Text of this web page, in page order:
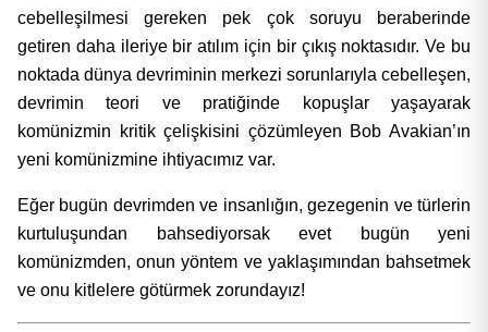
cebelleşilmesi gereken pek çok soruyu beraberinde
getiren daha ileriye bir atılım için bir çıkış noktasıdır. Ve bu
noktada dünya devriminin merkezi sorunlarıyla cebelleşen,
devrimin teori ve pratiğinde kopuşlar yaşayarak
komünizmin kritik çelişkisini çözümleyen Bob Avakian’ın
yeni komünizmine ihtiyacımız var.
Eğer bugün devrimden ve insanlığın, gezegenin ve türlerin
kurtuluşundan bahsediyorsak evet bugün yeni
komünizmden, onun yöntem ve yaklaşımından bahsetmek
ve onu kitlelere götürmek zorundayız!